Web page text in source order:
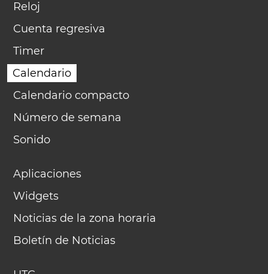
Reloj
Cuenta regresiva
Timer
Calendario
Calendario compacto
Número de semana
Sonido
Aplicaciones
Widgets
Noticias de la zona horaria
Boletín de Noticias